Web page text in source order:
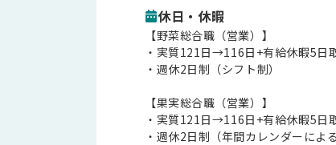
休日・休暇
【野菜総合職（営業）】
・実質121日→116日+有給休暇5日
・週休2日制（シフト制）
【果実総合職（営業）】
・実質121日→116日+有給休暇5日
・週休2日制（年間カレンダーによる